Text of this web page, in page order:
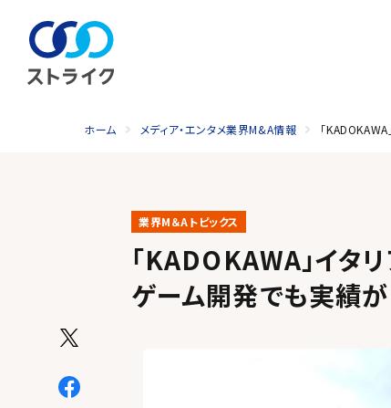
ホーム メディア・エンタメ業界M&A情報 「
業界M＆Aトピックス
「KADOKAWA」イ
ゲーム開発でも実績が